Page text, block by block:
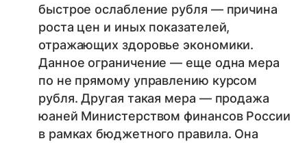
быстрое ослабление рубля — причина
роста цен и иных показателей,
отражающих здоровье экономики.
Данное ограничение — еще одна мера
по не прямому управлению курсом
рубля. Другая такая мера — продажа
юаней Министерством финансов России
в рамках бюджетного правила. Она